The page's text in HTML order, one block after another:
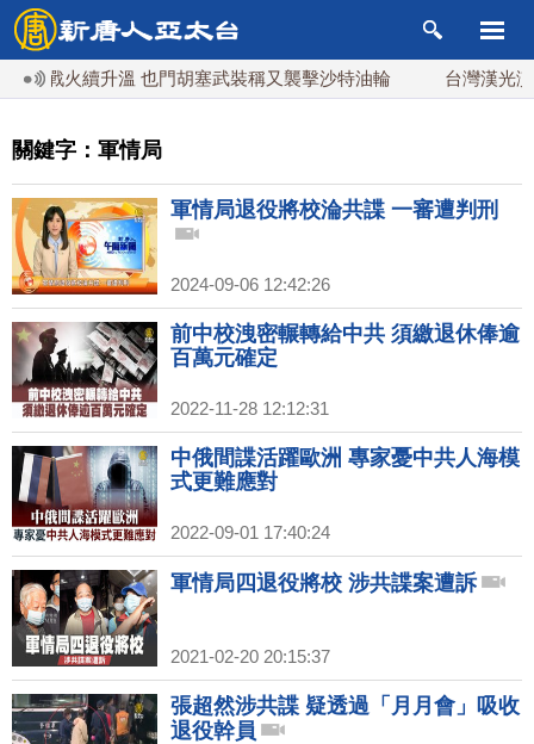
戰火續升溫 也門胡塞武裝稱又襲擊沙特油輪 台灣漢光演習
關鍵字：軍情局
軍情局退役將校淪共諜 一審遭判刑
2024-09-06 12:42:26
前中校洩密輾轉給中共 須繳退休俸逾
百萬元確定
2022-11-28 12:12:31
中俄間諜活躍歐洲 專家憂中共人海模
式更難應對
2022-09-01 17:40:24
軍情局四退役將校 涉共諜案遭訴
2021-02-20 20:15:37
張超然涉共諜 疑透過「月月會」吸收
退役幹員